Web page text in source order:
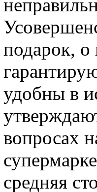
подарок,
удобны в
вопросах
средняя